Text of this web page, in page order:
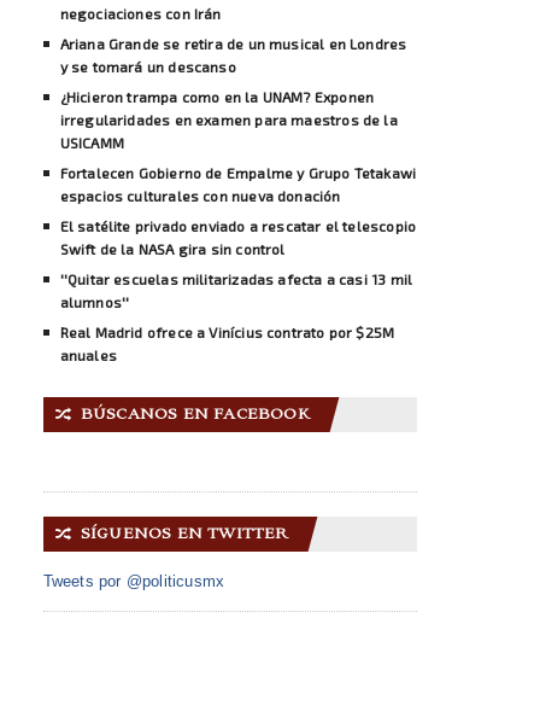
negociaciones con Irán
Ariana Grande se retira de un musical en Londres
y se tomará un descanso
¿Hicieron trampa como en la UNAM? Exponen
irregularidades en examen para maestros de la
USICAMM
Fortalecen Gobierno de Empalme y Grupo Tetakawi
espacios culturales con nueva donación
El satélite privado enviado a rescatar el telescopio
Swift de la NASA gira sin control
''Quitar escuelas militarizadas afecta a casi 13 mil
alumnos''
Real Madrid ofrece a Vinícius contrato por $25M
anuales
🔀 BÚSCANOS EN FACEBOOK
🔀 SÍGUENOS EN TWITTER
Tweets por @politicusmx